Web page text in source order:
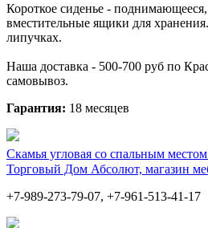
Короткое сиденье -
вместительные ящики для
липучках.
Наша доставка - 500-700 руб по
самовывоз.
Гарантия: 18 месяцев
Скамья угловая со спальным
Торговый Дом Абсолют, магазин
+7-989-273-79-07, +7-961-513-41-17